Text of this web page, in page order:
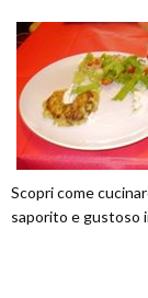
Scopri come
saporito e gustoso